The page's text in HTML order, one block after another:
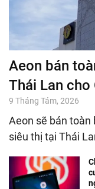
Aeon bán
Thái Lan cho
9 Tháng Tám, 2026
Aeon sẽ bán toàn
siêu thị tại Thái